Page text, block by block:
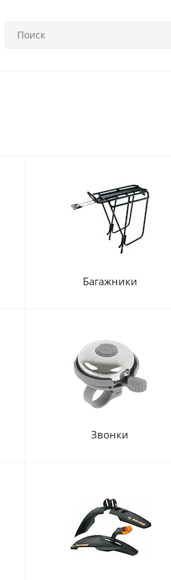
Багажники
Звонки